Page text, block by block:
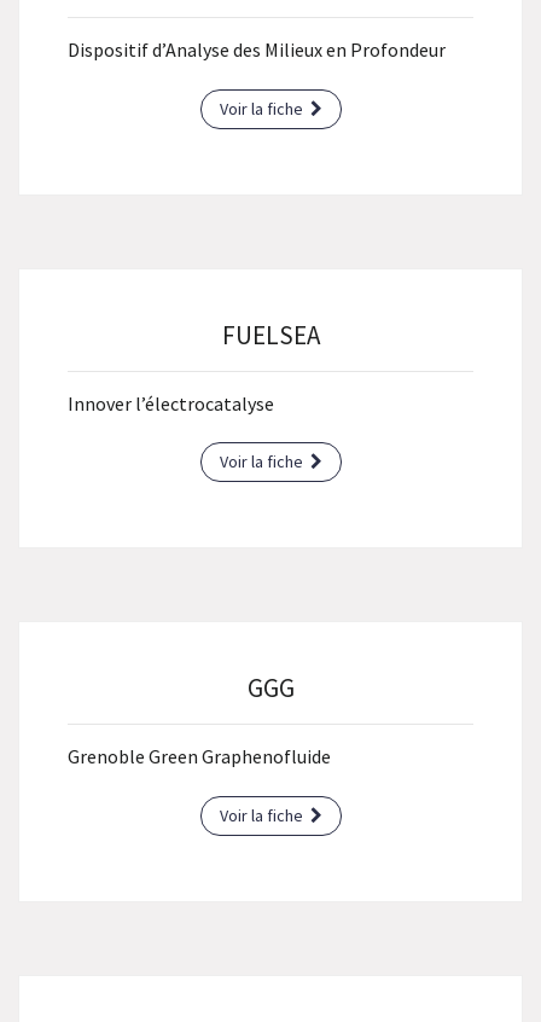
Dispositif d’Analyse des Milieux en Profondeur
Voir la fiche
FUELSEA
Innover l’électrocatalyse
Voir la fiche
GGG
Grenoble Green Graphenofluide
Voir la fiche